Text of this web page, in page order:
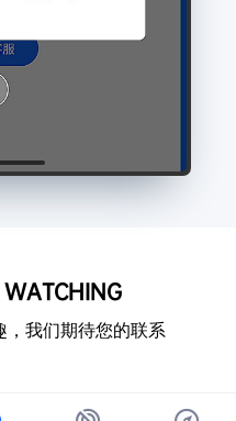
，我们期待您的联系